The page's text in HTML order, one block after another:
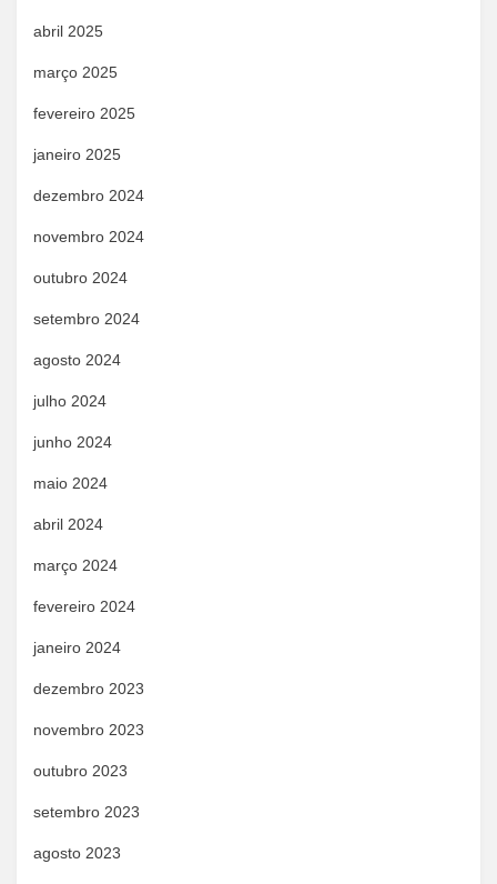
abril 2025
março 2025
fevereiro 2025
janeiro 2025
dezembro 2024
novembro 2024
outubro 2024
setembro 2024
agosto 2024
julho 2024
junho 2024
maio 2024
abril 2024
março 2024
fevereiro 2024
janeiro 2024
dezembro 2023
novembro 2023
outubro 2023
setembro 2023
agosto 2023